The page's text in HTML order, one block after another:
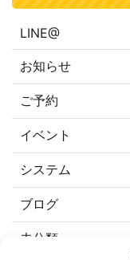
LINE@
お知らせ
ご予約
イベント
システム
ブログ
未分類